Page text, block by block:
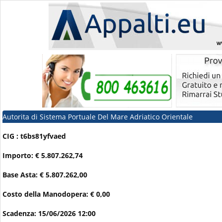
Autorita di Sistema Portuale Del Mare Adriatico Orientale
CIG : t6bs81yfvaed
Importo: € 5.807.262,74
Base Asta: € 5.807.262,00
Costo della Manodopera: € 0,00
Scadenza: 15/06/2026 12:00